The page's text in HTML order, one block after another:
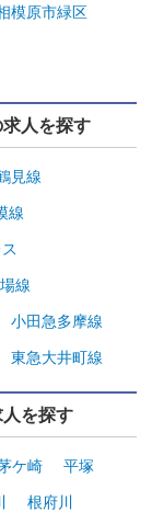
模原市緑区
人を探す
見線
線
線
小田急多摩線
東急大井町線
を探す
ケ崎 平塚
根府川